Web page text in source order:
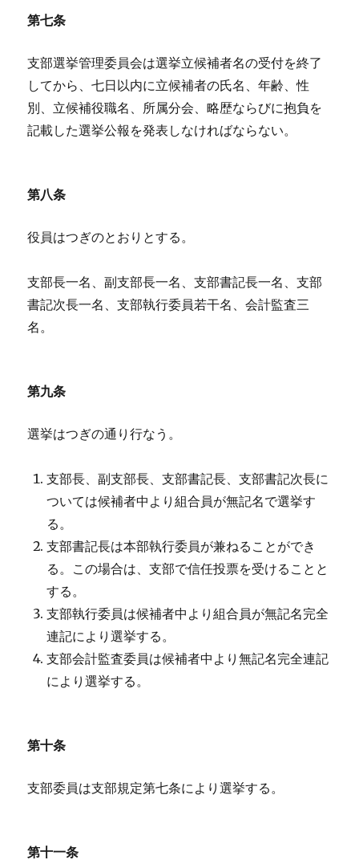
第七条
支部選挙管理委員会は選挙立候補者名の受付を終了
してから、七日以内に立候補者の氏名、年齢、性
別、立候補役職名、所属分会、略歴ならびに抱負を
記載した選挙公報を発表しなければならない。
第八条
役員はつぎのとおりとする。
支部長一名、副支部長一名、支部書記長一名、支部
書記次長一名、支部執行委員若干名、会計監査三
名。
第九条
選挙はつぎの通り行なう。
支部長、副支部長、支部書記長、支部書記次長に
ついては候補者中より組合員が無記名で選挙す
る。
支部書記長は本部執行委員が兼ねることができ
る。この場合は、支部で信任投票を受けることと
する。
支部執行委員は候補者中より組合員が無記名完全
連記により選挙する。
支部会計監査委員は候補者中より無記名完全連記
により選挙する。
第十条
支部委員は支部規定第七条により選挙する。
第十一条